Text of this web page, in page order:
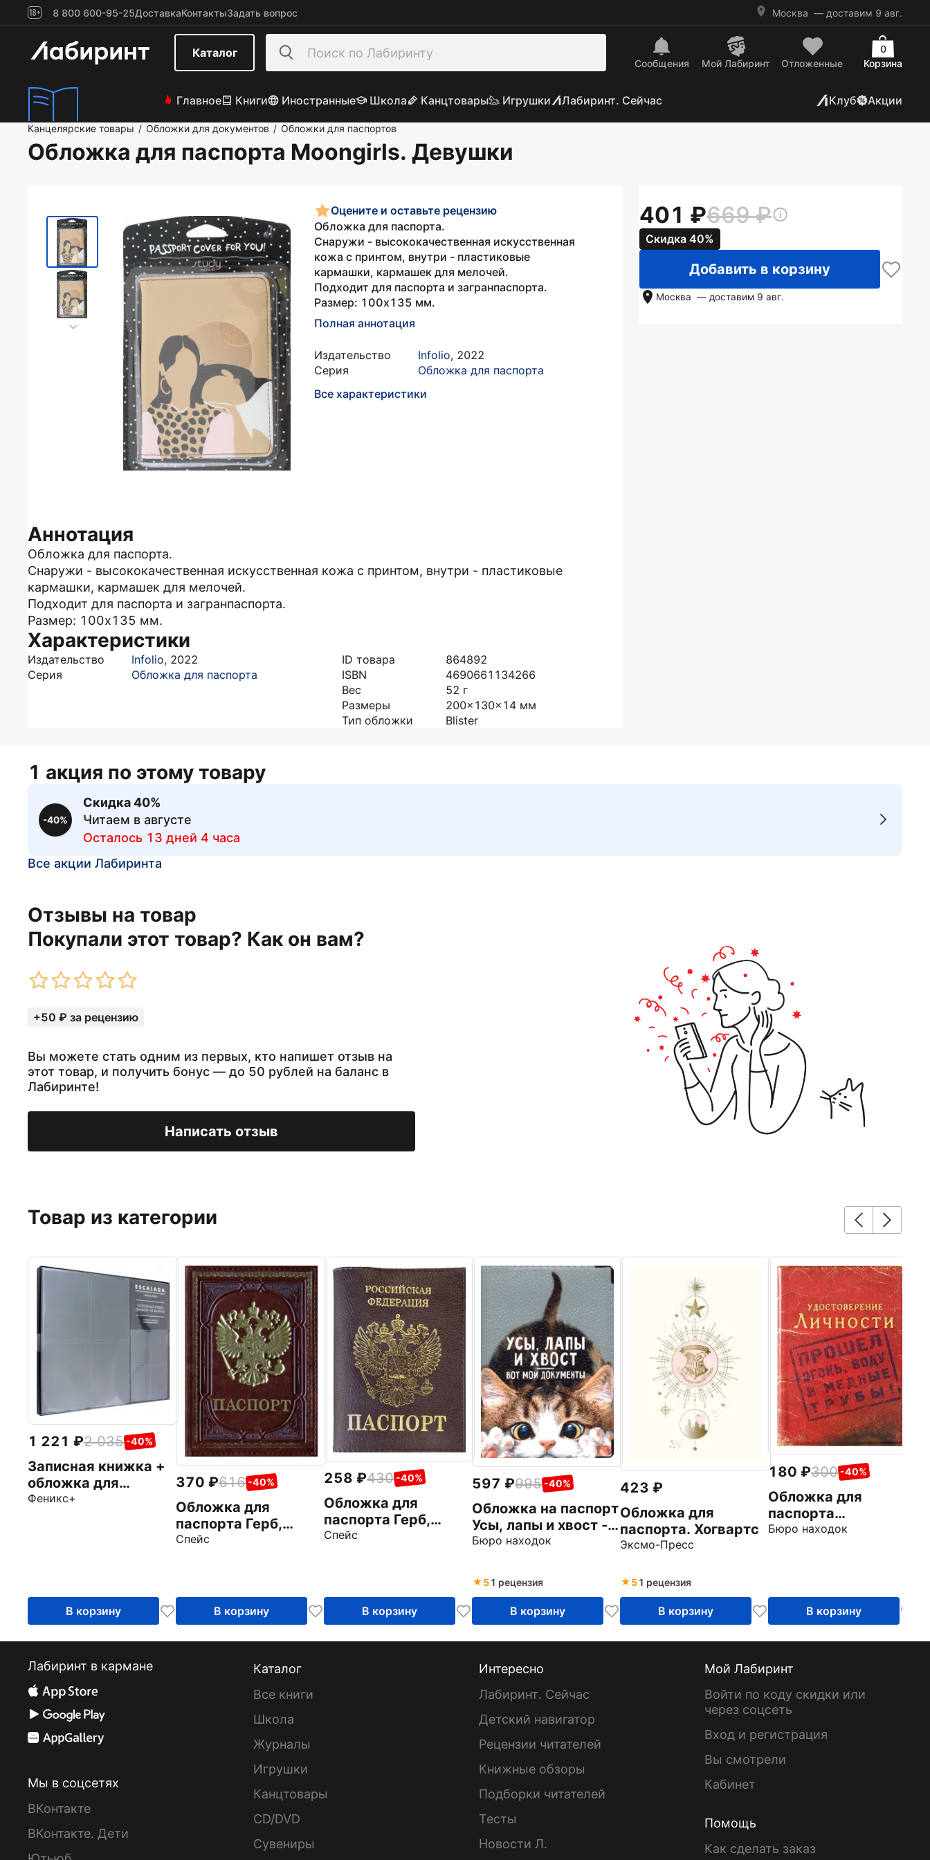
8 800 600-95-25ДоставкаКонтактыЗадать вопрос Москва — доставим 9 авг.
Каталог
Сообщения Mой Лабиринт Отложенные Корзина
0
Главное Книги Иностранные Школа Канцтовары Игрушки Лабиринт. Сейчас Клуб Акции
Канцелярские товары / Обложки для документов / Обложки для паспортов
Обложка для паспорта Moongirls. Девушки
Оцените и оставьте рецензию
Обложка для паспорта.
Снаружи - высококачественная искусственная
кожа с принтом, внутри - пластиковые
кармашки, кармашек для мелочей.
Подходит для паспорта и загранпаспорта.
Размер: 100х135 мм.
Полная аннотация
Издательство Infolio, 2022
Серия
Обложка для паспорта
Все характеристики
Аннотация
Обложка для паспорта.
Снаружи - высококачественная искусственная кожа с принтом, внутри - пластиковые
кармашки, кармашек для мелочей.
Подходит для паспорта и загранпаспорта.
Размер: 100х135 мм.
Характеристики
Издательство Infolio, 2022
Серия
Обложка для паспорта
ID товара
864892
ISBN
4690661134266
Вес
52 г
Размеры
200x130x14 мм
Тип обложки
Blister
401 669
Скидка 40%
Добавить в корзину
Москва — доставим 9 авг.
1 акция по этому товару
-40%
Скидка 40%
Читаем в августе
Осталось 13 дней 4 часа
Все акции Лабиринта
Отзывы на товар
Покупали этот товар? Как он вам?
+50 ₽ за рецензию
Вы можете стать одним из первых, кто напишет отзыв на
этот товар, и получить бонус — до 50 рублей на баланс в
Лабиринте!
Написать отзыв
Товар из категории
1 221 2 035 -40%
Записная книжка +
обложка для
паспорта Сариф,
Феникс+
В корзину
370 616 -40%
Обложка для
паспорта Герб,
коричневая
Спейс
В корзину
258 430 -40%
Обложка для
паспорта Герб,
бордовая
Спейс
В корзину
597 995 -40%
Обложка на паспорт
Усы, лапы и хвост -
вот мои документы,
Бюро находок
51 рецензия
В корзину
423
Обложка для
паспорта. Хогвартс
Эксмо-Пресс
51 рецензия
В корзину
180 300 -40%
Обложка для
паспорта
Удостоверение
Бюро находок
В корзину
Лабиринт в кармане
Мы в соцсетях
ВКонтакте
ВКонтакте. Дети
Каталог
Все книги
Школа
Журналы
Игрушки
Канцтовары
CD/DVD
Сувениры
Интересно
Лабиринт. Сейчас
Детский навигатор
Рецензии читателей
Книжные обзоры
Подборки читателей
Тесты
Новости Л.
Мой Лабиринт
Войти по коду скидки или
через соцсеть
Вход и регистрация
Вы смотрели
Кабинет
Помощь
Как сделать заказ